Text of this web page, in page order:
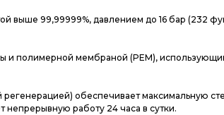
выше 99,99999%, давлением до 16 бар (232
и полимерной мембраной (PEM),
регенерацией) обеспечивает максимальную
непрерывную работу 24 часа в сутки.